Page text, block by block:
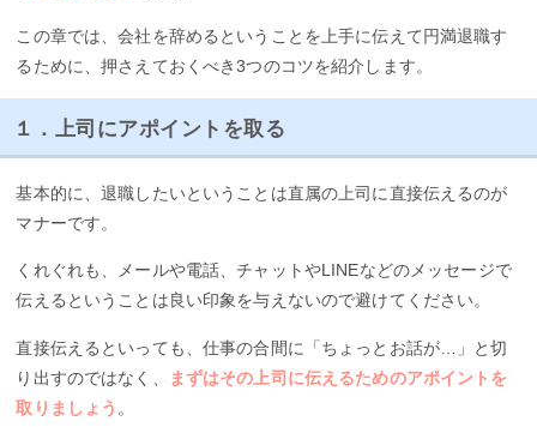
この章では、会社を辞めるということを上手に伝えて円満退職す
るために、押さえておくべき3つのコツを紹介します。
１．上司にアポイントを取る
基本的に、退職したいということは直属の上司に直接伝えるのが
マナーです。
くれぐれも、メールや電話、チャットやLINEなどのメッセージで
伝えるということは良い印象を与えないので避けてください。
直接伝えるといっても、仕事の合間に「ちょっとお話が…」と切
り出すのではなく、
まずはその上司に伝えるためのアポイントを
取りましょう 。